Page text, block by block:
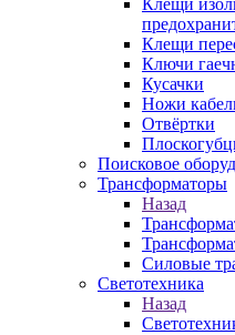
Клещи
Клещи
Ключи
Кусачки
Ножи
Отвёртки
Поисковое
Трансформаторы
Назад
Силовые
Светотехника
Назад